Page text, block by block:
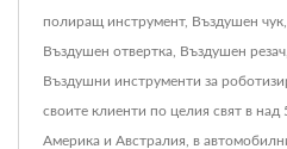
полиращ инструмент, Въздушен
Въздушен отвертка, Въздушен
Въздушни инструменти за
своите клиенти по целия свят в
Америка и Австралия, в